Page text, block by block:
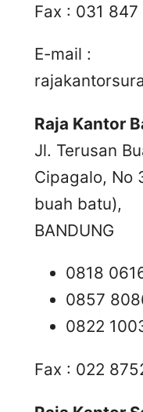
Fax : 031
E-mail :
Raja Kantor
Jl. Terusan
Cipagalo, No
buah batu),
BANDUNG
0818
0857
0822
Fax : 022